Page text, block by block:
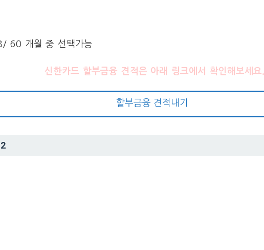
개월 중 선택가능
신한카드 할부금융 견적은 아래 링크에서 확인해보세요.
할부금융 견적내기